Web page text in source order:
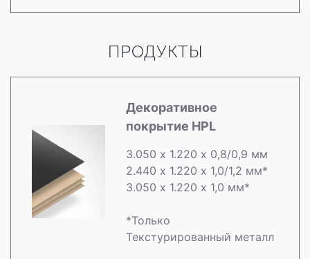
ПРОДУКТЫ
Декоративное
покрытие HPL
3.050 х 1.220 х 0,8/0,9 мм
2.440 х 1.220 х 1,0/1,2 мм*
3.050 х 1.220 х 1,0 мм*
*Только
Текстурированный металл